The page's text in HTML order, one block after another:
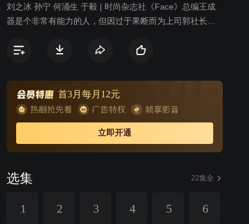
刘之冰 孙宁 何涌生 于毅 | 时尚杂志社《Face》总编王成
器是个非常有能力的人，但因过于果断而为上司郭社长所
岗。由王成器一手提携起来的赵博风蠢蠢欲动，向王成器
协助王成器完成竞争上岗的工作，王成器明白高影是来分
散他手中的权力的，因此对高影心存芥蒂。竞争伊始，两
人总是争峰相对，但在接下来的相处中，王成器发现高影
并不如自己想像中的那么讨厌，甚至开始心生好感，两人
一步步发展到了情难自已的地步。
首3月每月12元
立即开通
选集 22集全
1 2 3 4 5 6